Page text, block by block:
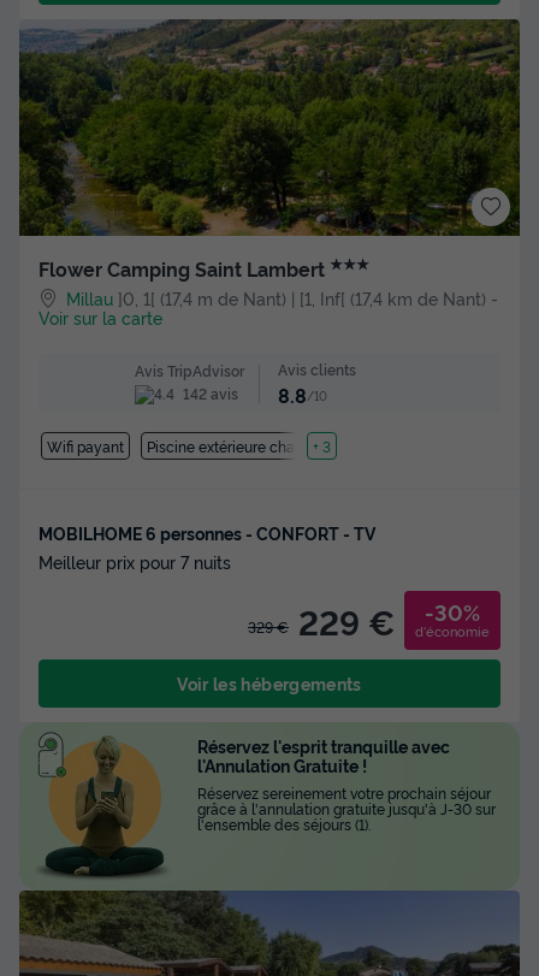
Flower Camping Saint Lambert ★★★
Millau ]0, 1[ (17,4 m de Nant) | [1, Inf[ (17,4 km de Nant) -
Voir sur la carte
Avis TripAdvisor
142 avis
Avis clients
8.8/10
Wifi payant Piscine extérieure chauffée
+ 3
MOBILHOME 6 personnes - CONFORT - TV
Meilleur prix pour 7 nuits
329 € 229 € -30%
d'économie
Voir les hébergements
Réservez l'esprit tranquille avec
l'Annulation Gratuite !
Réservez sereinement votre prochain séjour
grâce à l'annulation gratuite jusqu'à J-30 sur
l'ensemble des séjours (1).